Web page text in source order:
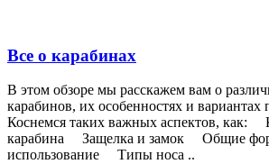
Все о карабинах
В этом обзоре мы расскажем вам о
карабинов, их особенностях и вариантах
Коснемся таких важных аспектов, как:
карабина Защелка и замок Общие
использование Типы носа ..